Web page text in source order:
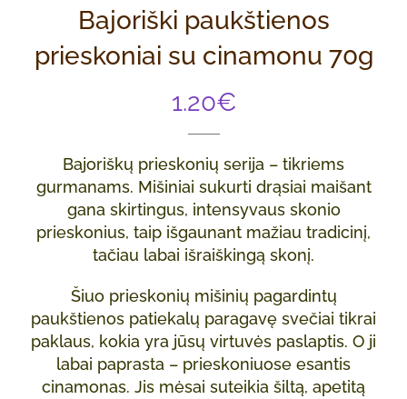
Bajoriški paukštienos
prieskoniai su cinamonu 70g
1.20€
Bajoriškų prieskonių serija – tikriems
gurmanams. Mišiniai sukurti drąsiai maišant
gana skirtingus, intensyvaus skonio
prieskonius, taip išgaunant mažiau tradicinį,
tačiau labai išraiškingą skonį.
Šiuo prieskonių mišinių pagardintų
paukštienos patiekalų paragavę svečiai tikrai
paklaus, kokia yra jūsų virtuvės paslaptis. O ji
labai paprasta – prieskoniuose esantis
cinamonas. Jis mėsai suteikia šiltą, apetitą